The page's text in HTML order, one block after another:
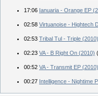
17:06 Ianuaria - Orange EP
02:58 Virtuanoise - Hightech
02:53 Tribal Tul - Triple (2010)
02:23 VA - B Right On (2010)
00:52 VA - Transmit EP (2010)
00:27 Intelligence - Nightime